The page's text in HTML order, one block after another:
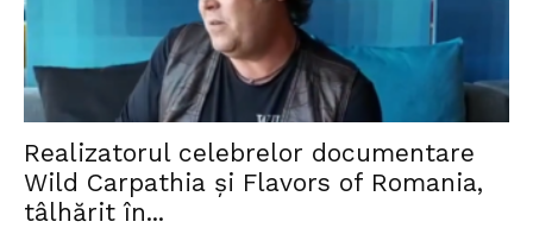
Realizatorul celebrelor documentare
Wild Carpathia şi Flavors of Romania,
tâlhărit în...